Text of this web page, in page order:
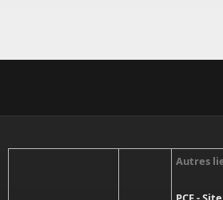
Autres